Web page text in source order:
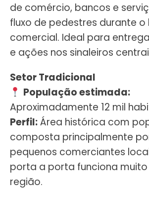
de comércio, bancos e
fluxo de pedestres durante o
comercial. Ideal para
e ações nos sinaleiros
Setor Tradicional
População estimada:
Aproximadamente 12 mil
Perfil:Área histórica com
composta principalmente
pequenos comerciantes
porta a porta funciona muito
região.